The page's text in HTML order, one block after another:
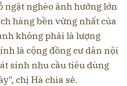
ngặt nghèo ảnh hưởng lớn
hàng bền vững nhất của
không phải là lượng
là cộng đồng cư dân nội
sinh nhu cầu tiêu dùng
chị Hà chia sẻ.